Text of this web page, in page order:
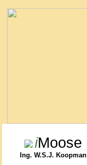
iMoose
Ing. W.S.J. Koopman